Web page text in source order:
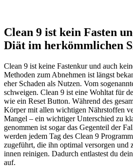
Clean 9 ist kein Fasten
Diät im herkömmlichen
Clean 9 ist keine Fastenkur und auch
Methoden zum Abnehmen ist längst
eher Schaden als Nutzen. Vom
schweigen. Clean 9 ist eine Wohltat für
wie ein Reset Button. Während des
Körper mit allen wichtigen Nährstoffen
Mangel – ein wichtiger Unterschied zu
genommen ist sogar das Gegenteil der
werden jedem Tag des Clean 9
zugeführt, die ihn optimal versorgen und
innen reinigen. Dadurch entlastest du
auf.